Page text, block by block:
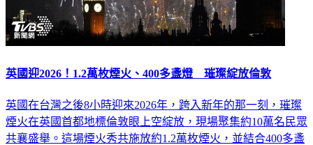
英國迎2026！1.2萬枚煙火、400多盞燈 璀璨綻放倫敦
英國在台灣之後8小時迎來2026年，跨入新年的那一刻，璀璨
煙火在英國首都地標倫敦眼上空綻放，現場聚集約10萬名民眾
共襄盛舉。這場煙火秀共施放約1.2萬枚煙火，並結合400多盞